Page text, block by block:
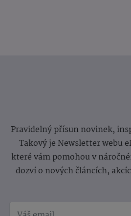
Pravidelný přísun novinek,
Takový je Newsletter webu
které vám pomohou v
dozví o nových článcích,